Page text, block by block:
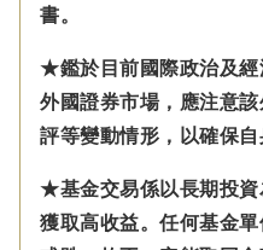
書。
★鑑於目前國際政治及經
外國證券市場，應注意
評等變動情形，以確保自
★基金交易係以長期投資
獲取高收益。任何基金